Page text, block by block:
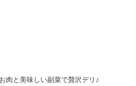
肉と美味しい副菜で贅沢デリ♪